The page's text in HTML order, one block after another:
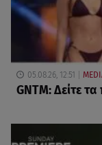
05.08.26, 12:51
GNTM: Δείτε